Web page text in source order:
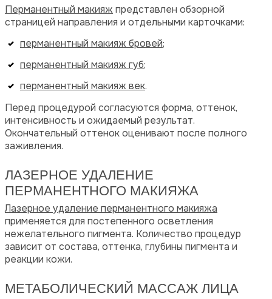
Перманентный макияж представлен обзорной
страницей направления и отдельными карточками:
перманентный макияж бровей;
перманентный макияж губ;
перманентный макияж век.
Перед процедурой согласуются форма, оттенок,
интенсивность и ожидаемый результат.
Окончательный оттенок оценивают после полного
заживления.
ЛАЗЕРНОЕ УДАЛЕНИЕ
ПЕРМАНЕНТНОГО МАКИЯЖА
Лазерное удаление перманентного макияжа
применяется для постепенного осветления
нежелательного пигмента. Количество процедур
зависит от состава, оттенка, глубины пигмента и
реакции кожи.
МЕТАБОЛИЧЕСКИЙ МАССАЖ ЛИЦА